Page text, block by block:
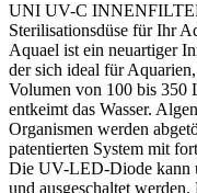
UNI UV-C
Sterilisationsdüse für Ihr
Aquael ist ein neuartiger
der sich ideal für
Volumen von 100 bis 350
entkeimt das Wasser.
Organismen werden
patentierten System mit
Die UV-LED-Diode kann
und ausgeschaltet